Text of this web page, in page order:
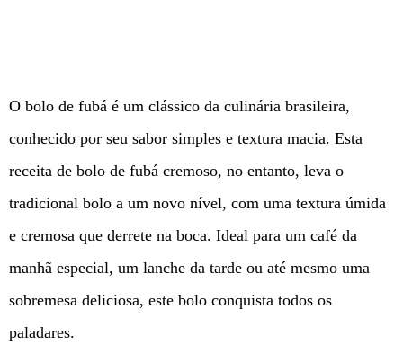
O bolo de fubá é um clássico da culinária brasileira,
conhecido por seu sabor simples e textura macia. Esta
receita de bolo de fubá cremoso, no entanto, leva o
tradicional bolo a um novo nível, com uma textura úmida
e cremosa que derrete na boca. Ideal para um café da
manhã especial, um lanche da tarde ou até mesmo uma
sobremesa deliciosa, este bolo conquista todos os
paladares.